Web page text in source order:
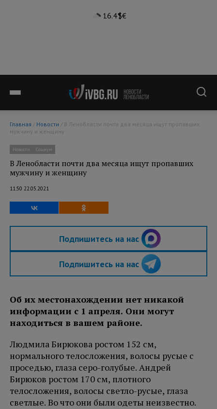
16.4°$€
Главная / Новости
мужчину и женщину
Новости Социум
В Ленобласти почти два месяца ищут пропавших
мужчину и женщину
11:50 22.05.2021
Подпишитесь на нас
Подпишитесь на нас
Об их местонахождении нет никакой
информации с 1 апреля. Они могут
находиться в вашем районе.
Людмила Бирюкова ростом 152 см,
нормального телосложения, волосы русые с
проседью, глаза серо-голубые. Андрей
Бирюков ростом 170 см, плотного
телосложения, волосы светло-русые, глаза
светлые. Во что они были одеты неизвестно.